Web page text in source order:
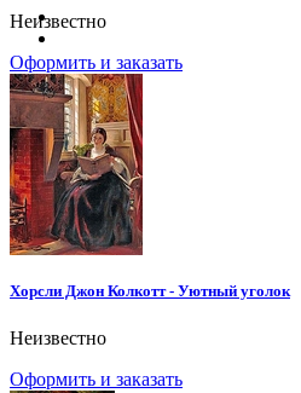
Неизвестно
Оформить и заказать
Хорсли Джон Колкотт - Уютный уголок
Неизвестно
Оформить и заказать